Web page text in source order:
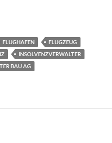
Thailändische Prinzen-
FLUGHAFEN
FLUGZEUG
INSOLVENZVERWALTER
BAU AG